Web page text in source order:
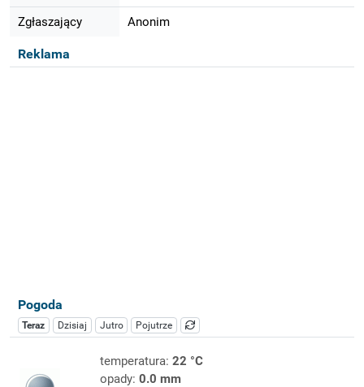
Zgłaszający Anonim
Reklama
Pogoda
Teraz Dzisiaj Jutro Pojutrze
temperatura: 22 °C
opady: 0.0 mm